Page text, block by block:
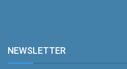
NEWSLETTER.